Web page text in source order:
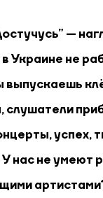
—
в Украине не
выпускаешь
слушатели
успех,
нас не умеют